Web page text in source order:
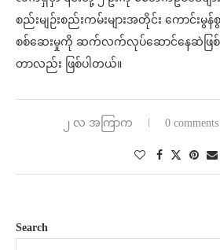
စည်းမျဉ်းစည်းကမ်းများအတိုင်း ကောင်းမွန်စွ
စစ်ဆေးမှုကို ဆက်လက်လုပ်ဆောင်နေဆဲဖြ
တာလည်း ဖြစ်ပါတယ်။
၂ လ အကြာက 0 comments
Search